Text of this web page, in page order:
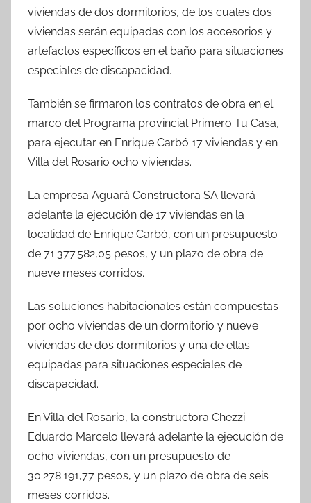
viviendas de dos dormitorios, de los cuales dos
viviendas serán equipadas con los accesorios y
artefactos específicos en el baño para situaciones
especiales de discapacidad.
También se firmaron los contratos de obra en el
marco del Programa provincial Primero Tu Casa,
para ejecutar en Enrique Carbó 17 viviendas y en
Villa del Rosario ocho viviendas.
La empresa Aguará Constructora SA llevará
adelante la ejecución de 17 viviendas en la
localidad de Enrique Carbó, con un presupuesto
de 71.377.582,05 pesos, y un plazo de obra de
nueve meses corridos.
Las soluciones habitacionales están compuestas
por ocho viviendas de un dormitorio y nueve
viviendas de dos dormitorios y una de ellas
equipadas para situaciones especiales de
discapacidad.
En Villa del Rosario, la constructora Chezzi
Eduardo Marcelo llevará adelante la ejecución de
ocho viviendas, con un presupuesto de
30.278.191,77 pesos, y un plazo de obra de seis
meses corridos.